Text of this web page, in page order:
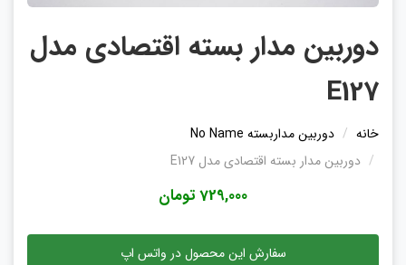
دوربین مدار بسته اقتصادی مدل
E127
خانه
دوربین مداربسته No Name
دوربین مدار بسته اقتصادی مدل E127
729,000 تومان
سفارش این محصول در واتس اپ